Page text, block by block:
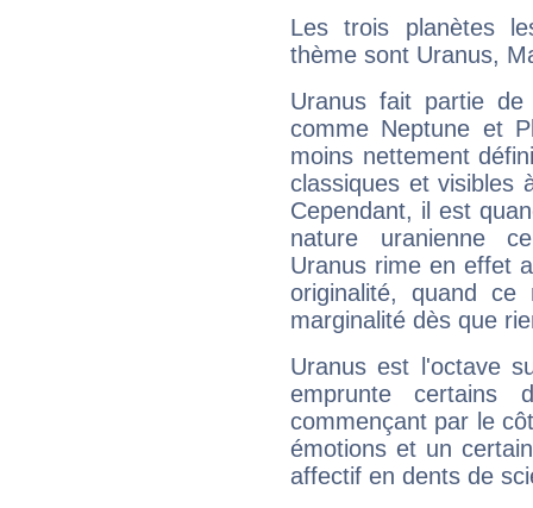
Les trois planètes
thème sont Uranus,
Uranus fait partie
comme Neptune et
moins nettement
classiques et visibles
Cependant, il est
nature uranienne
Uranus rime en effet
originalité, quand ce
marginalité dès que
Uranus est l'octave
emprunte
commençant par le
émotions et un
affectif en dents de